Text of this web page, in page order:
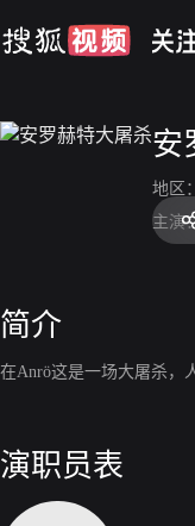
安
地区：
主演
简介
在Anrö这是一场大屠杀，
演职员表